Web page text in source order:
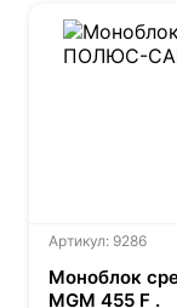
Артикул: 9286
Моноблок
MGM 455 F .